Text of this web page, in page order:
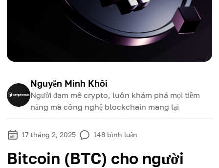
Nguyễn Minh Khôi
Người đam mê crypto, luôn khám phá mọi tiềm
năng mà công nghệ blockchain mang lại
17 tháng 2, 2025 148 bình luận
Bitcoin (BTC) cho người